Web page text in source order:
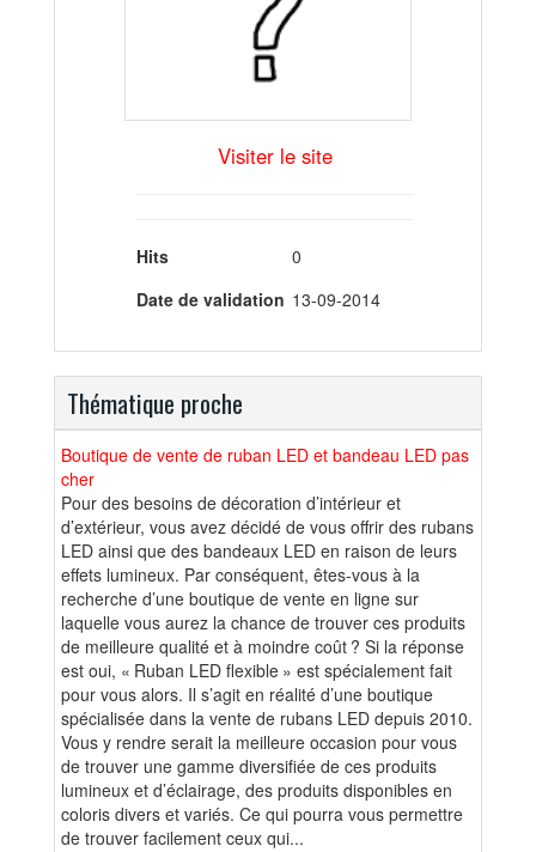
Visiter le site
Hits
0
Date de validation 13-09-2014
Thématique proche
Boutique de vente de ruban LED et bandeau LED pas
cher
Pour des besoins de décoration d’intérieur et
d’extérieur, vous avez décidé de vous offrir des rubans
LED ainsi que des bandeaux LED en raison de leurs
effets lumineux. Par conséquent, êtes-vous à la
recherche d’une boutique de vente en ligne sur
laquelle vous aurez la chance de trouver ces produits
de meilleure qualité et à moindre coût ? Si la réponse
est oui, « Ruban LED flexible » est spécialement fait
pour vous alors. Il s’agit en réalité d’une boutique
spécialisée dans la vente de rubans LED depuis 2010.
Vous y rendre serait la meilleure occasion pour vous
de trouver une gamme diversifiée de ces produits
lumineux et d’éclairage, des produits disponibles en
coloris divers et variés. Ce qui pourra vous permettre
de trouver facilement ceux qui...